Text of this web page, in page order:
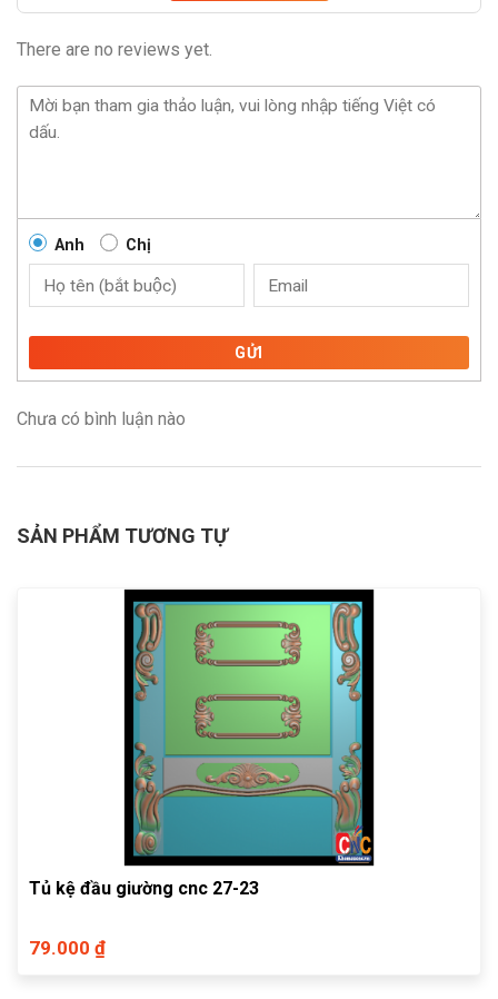
There are no reviews yet.
Anh Chị
GỬI
Chưa có bình luận nào
SẢN PHẨM TƯƠNG TỰ
Tủ kệ đầu giường cnc 27-23
79.000 ₫